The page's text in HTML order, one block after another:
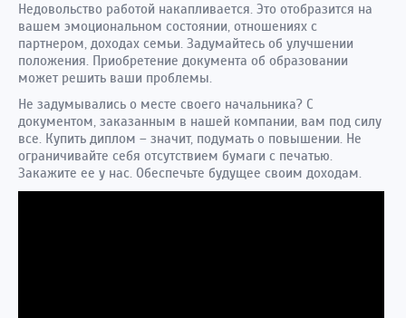
Недовольство работой накапливается. Это отобразится на
вашем эмоциональном состоянии, отношениях с
партнером, доходах семьи. Задумайтесь об улучшении
положения. Приобретение документа об образовании
может решить ваши проблемы.
Не задумывались о месте своего начальника? С
документом, заказанным в нашей компании, вам под силу
все. Купить диплом – значит, подумать о повышении. Не
ограничивайте себя отсутствием бумаги с печатью.
Закажите ее у нас. Обеспечьте будущее своим доходам.